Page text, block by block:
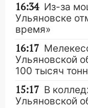
16:34 Из-за
Ульяновске
время»
16:17
Ульяновской
100 тысяч
15:17 В
Ульяновской